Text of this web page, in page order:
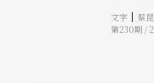
受訪時表示
階段，而這
文字 | 蔡
第230期 /